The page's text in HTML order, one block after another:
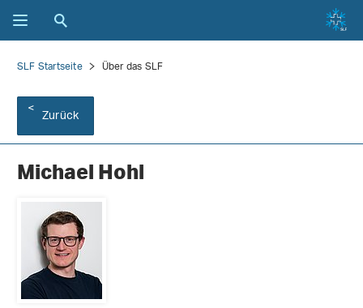
SLF Startseite Über das SLF
Zurück
Michael Hohl